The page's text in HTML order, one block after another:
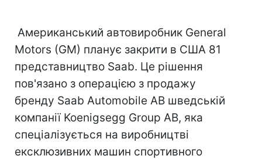
Американський автовиробник General
Motors (GM) планує закрити в США 81
представництво Saab. Це рішення
пов'язано з операцією з продажу
бренду Saab Automobile AB шведській
компанії Koenigsegg Group AB, яка
спеціалізується на виробництві
ексклюзивних машин спортивного